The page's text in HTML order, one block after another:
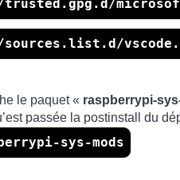
le paquet « raspberrypi-
passée la postinstall du
sys-mods